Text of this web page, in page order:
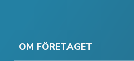
OM FÖRETAGET